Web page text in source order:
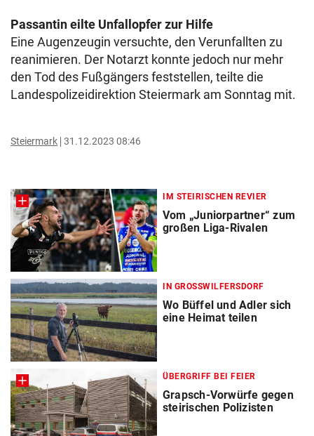
Passantin eilte Unfallopfer zur Hilfe
Eine Augenzeugin versuchte, den Verunfallten zu
reanimieren. Der Notarzt konnte jedoch nur mehr
den Tod des Fußgängers feststellen, teilte die
Landespolizeidirektion Steiermark am Sonntag mit.
Steiermark 31.12.2023 08:46
IM STEIRISCHEN REVIER
Vom „Juniorpartner“ zum
großen Liga-Rivalen
IN GROSSWILFERSDORF
Wo Büffel und Adler sich
eine Heimat teilen
ÜBERGRIFF BEI FEIER
Grapsch-Vorwürfe gegen
steirischen Polizisten